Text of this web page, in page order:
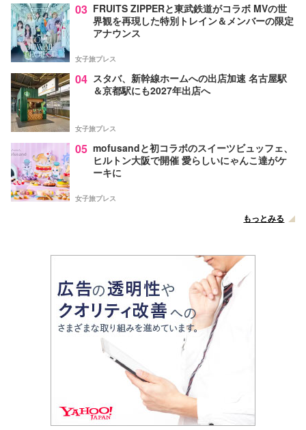
03 FRUITS ZIPPERと東武鉄道がコラボ MVの世
界観を再現した特別トレイン＆メンバーの限定
アナウンス
女子旅プレス
04 スタバ、新幹線ホームへの出店加速 名古屋駅
＆京都駅にも2027年出店へ
女子旅プレス
05 mofusandと初コラボのスイーツビュッフェ、
ヒルトン大阪で開催 愛らしいにゃんこ達がケ
ーキに
女子旅プレス
もっとみる